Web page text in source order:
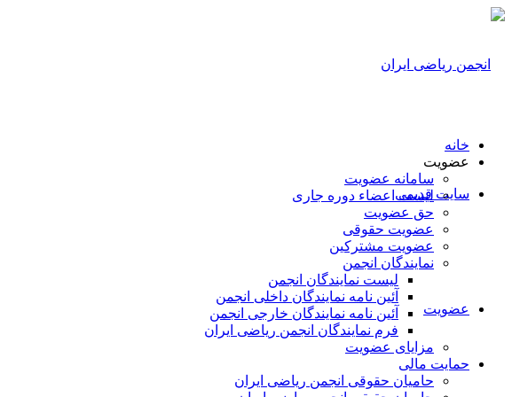
سایت قدیمی
عضویت
خانه
عضویت
سامانه عضویت
لیست اعضاء دوره جاری
حق عضویت
عضویت حقوقی
عضویت مشترکین
نمایندگان انجمن
لیست نمایندگان انجمن
آئین نامه نمایندگان داخلی انجمن
آئین نامه نمایندگان خارجی انجمن
فرم نمایندگان انجمن ریاضی ایران
مزایای عضویت
حمایت مالی
حامیان حقوقی انجمن ریاضی ایران